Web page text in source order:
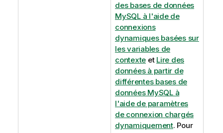
des bases de données
MySQL à l'aide de
connexions
dynamiques basées sur
les variables de
contexte et Lire des
données à partir de
différentes bases de
données MySQL à
l'aide de paramètres
de connexion chargés
dynamiquement. Pour